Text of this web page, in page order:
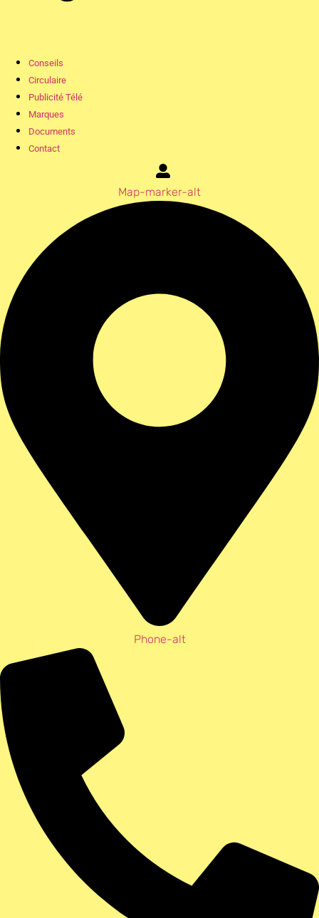
Conseils
Circulaire
Publicité Télé
Marques
Documents
Contact
Map-marker-alt
Phone-alt